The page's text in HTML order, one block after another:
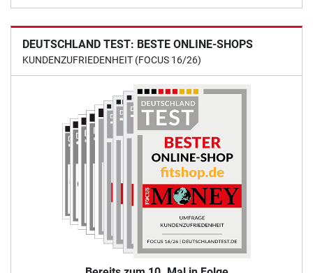
DEUTSCHLAND TEST: BESTE ONLINE-SHOPS
KUNDENZUFRIEDENHEIT (FOCUS 16/26)